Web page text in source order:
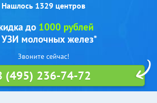
Нашлось 1329 центров
до 1000 рублей
УЗИ молочных желез*
Звоните сейчас!
(495) 236-74-72